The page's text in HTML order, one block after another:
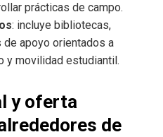
prácticas de campo.
: incluye bibliotecas,
de apoyo orientados a
y movilidad estudiantil.
y oferta
de